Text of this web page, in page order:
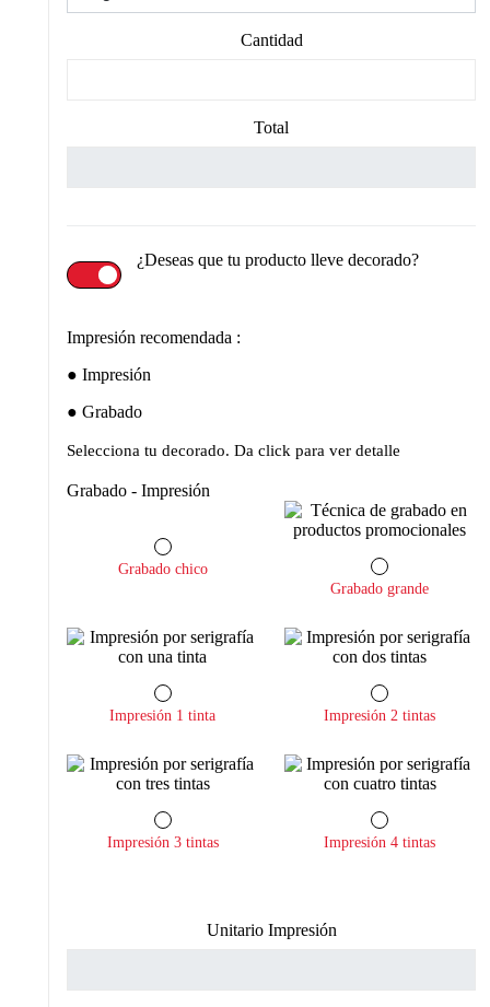
Cantidad
Total
¿Deseas que tu producto lleve decorado?
Impresión recomendada :
Impresión
Grabado
Selecciona tu decorado. Da click para ver detalle
Grabado - Impresión
Grabado chico
Grabado grande
Impresión 1 tinta Impresión 2 tintas
Impresión 3 tintas Impresión 4 tintas
Unitario Impresión